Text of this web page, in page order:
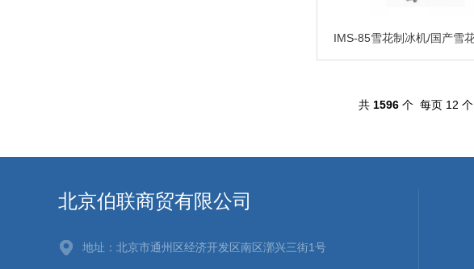
共 1596个 每页 12 个
北京伯联商贸有限公司
地址：北京市通州区经济开发区南区漷兴三街1号